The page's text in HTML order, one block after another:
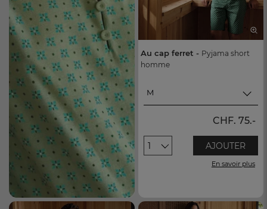
Au cap ferret - Pyjama short
homme
M
M
XL
CHF. 75.-
1 AJOUTER
En savoir plus